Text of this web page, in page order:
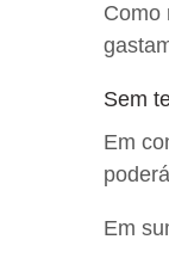
Como
Sem
Em
Em